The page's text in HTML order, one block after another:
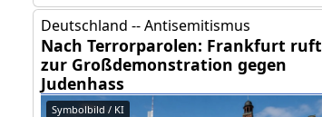
Deutschland -- Antisemitismus
Nach Terrorparolen: Frankfurt ruft
zur Großdemonstration gegen
Judenhass
Symbolbild / KI